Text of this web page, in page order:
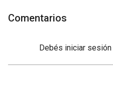
Comentarios
Debés iniciar sesión